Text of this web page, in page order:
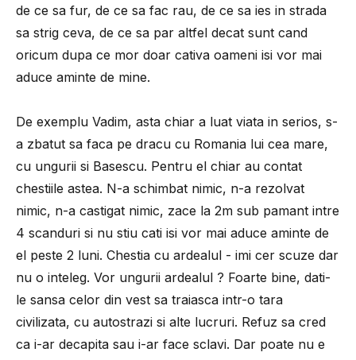
de ce sa fur, de ce sa fac rau, de ce sa ies in strada
sa strig ceva, de ce sa par altfel decat sunt cand
oricum dupa ce mor doar cativa oameni isi vor mai
aduce aminte de mine.
De exemplu Vadim, asta chiar a luat viata in serios, s-
a zbatut sa faca pe dracu cu Romania lui cea mare,
cu ungurii si Basescu. Pentru el chiar au contat
chestiile astea. N-a schimbat nimic, n-a rezolvat
nimic, n-a castigat nimic, zace la 2m sub pamant intre
4 scanduri si nu stiu cati isi vor mai aduce aminte de
el peste 2 luni. Chestia cu ardealul - imi cer scuze dar
nu o inteleg. Vor ungurii ardealul ? Foarte bine, dati-
le sansa celor din vest sa traiasca intr-o tara
civilizata, cu autostrazi si alte lucruri. Refuz sa cred
ca i-ar decapita sau i-ar face sclavi. Dar poate nu e